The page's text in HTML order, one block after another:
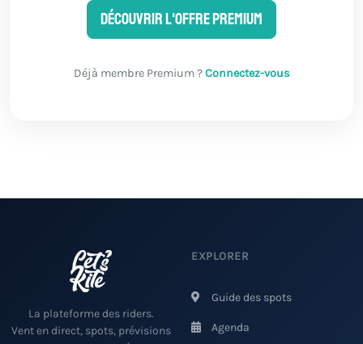
Découvrir l'offre Premium
Déjà membre Premium ?Connectez-vous
La plateforme des riders.
Vent en direct, spots, prévisions
EXPLORER
Guide des spots
Agenda